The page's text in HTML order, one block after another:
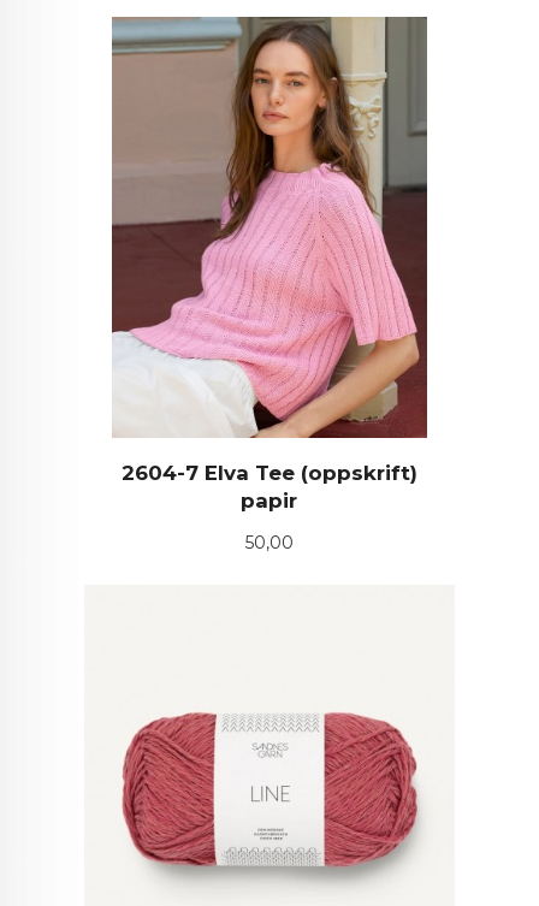
2604-7 Elva Tee (oppskrift)
papir
Pris
50,00